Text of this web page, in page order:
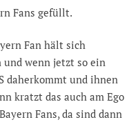
Fans gefüllt.
Fan hält sich
wenn jetzt so ein
daherkommt und ihnen
kratzt das auch am Ego
Fans, da sind dann